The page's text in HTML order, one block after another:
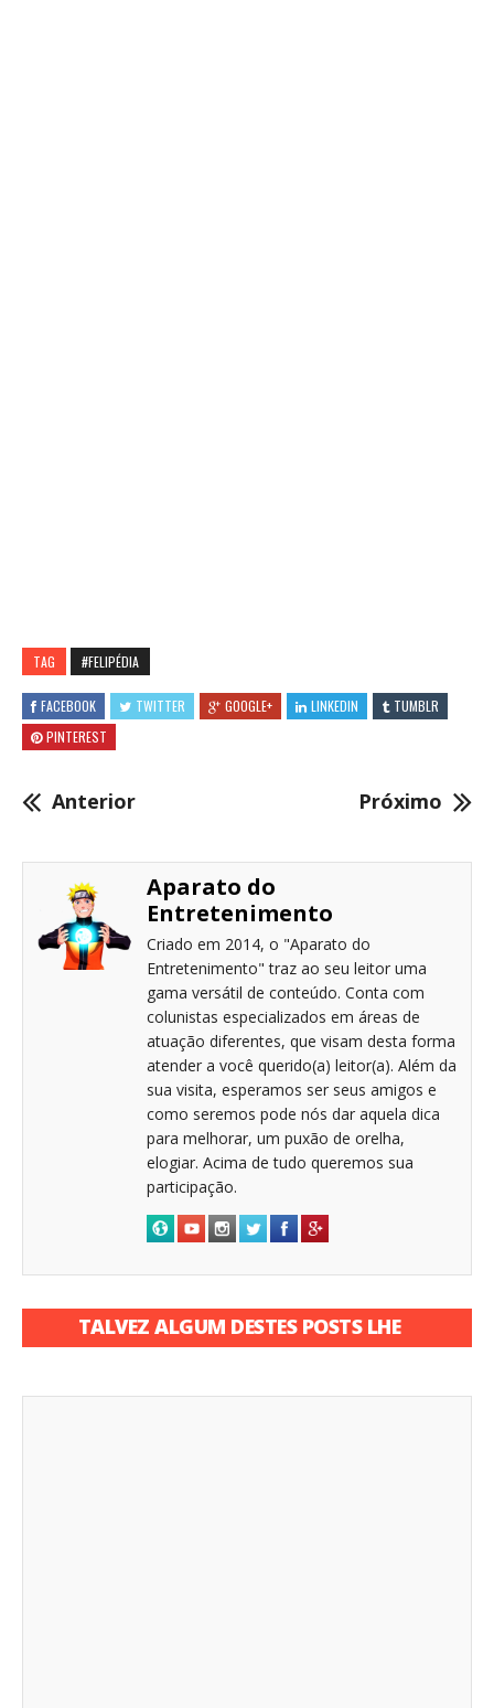
TAG #FELIPÉDIA
FACEBOOK TWITTER GOOGLE+ LINKEDIN
TUMBLR
PINTEREST
Anterior Próximo
Aparato do
Entretenimento
Criado em 2014, o "Aparato do
Entretenimento" traz ao seu leitor uma
gama versátil de conteúdo. Conta com
colunistas especializados em áreas de
atuação diferentes, que visam desta forma
atender a você querido(a) leitor(a). Além da
sua visita, esperamos ser seus amigos e
como seremos pode nós dar aquela dica
para melhorar, um puxão de orelha,
elogiar. Acima de tudo queremos sua
participação.
TALVEZ ALGUM DESTES POSTS LHE